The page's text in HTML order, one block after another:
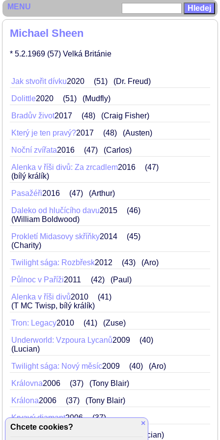
Michael Sheen
* 5.2.1969 (57) Velká Británie
Jak stvořit dívku2020 51 (Dr. Freud)
Dolittle2020 51 (Mudfly)
Bradův život2017 48 (Craig Fisher)
Který je ten pravý?2017 48 (Austen)
Noční zvířata2016 47 (Carlos)
Alenka v říši divů: Za zrcadlem2016
47
(bílý králík)
Pasažéři2016 47 (Arthur)
Daleko od hlučícího davu2015
46
(William Boldwood)
Prokletí Midasovy skříňky2014
45
(Charity)
Twilight sága: Rozbřesk2012 43 (Aro)
Půlnoc v Paříži2011 42 (Paul)
Alenka v říši divů2010
41
(T MC Twisp, bílý králík)
Tron: Legacy2010 41 (Zuse)
Underworld: Vzpoura Lycanů2009
40
(Lucian)
Twilight sága: Nový měsíc2009 40 (Aro)
Královna2006 37 (Tony Blair)
Králona2006 37 (Tony Blair)
Krvavý diamant2006 37
(Lucian)
MENU
×
Chcete cookies?